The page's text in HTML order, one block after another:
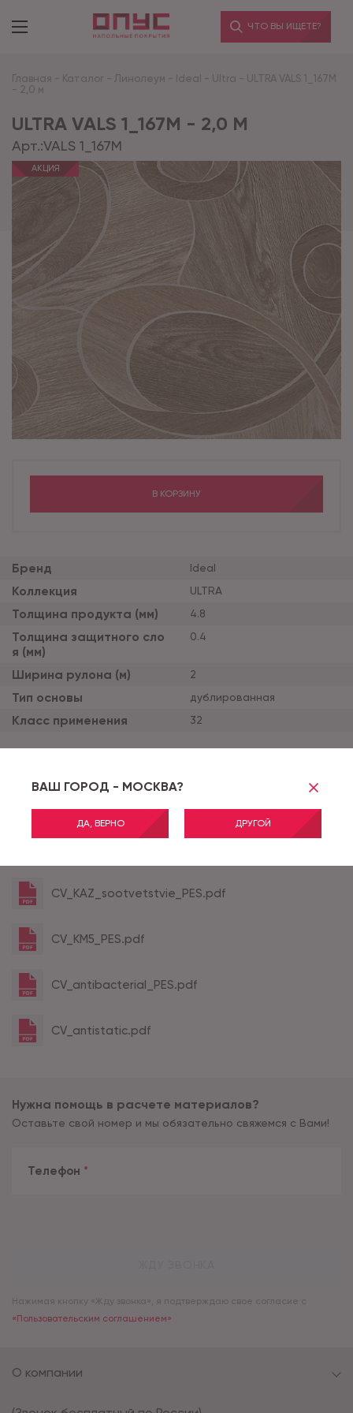
ВАШ ГОРОД - МОСКВА?
ДА, ВЕРНО ДРУГОЙ
ЧТО ВЫ ИЩЕТЕ?
Главная - Каталог - Линолеум - Ideal - Ultra - ULTRA VALS 1_167M
- 2,0 м
ULTRA VALS 1_167M - 2,0 М
Арт.:VALS 1_167M
АКЦИЯ
Бренд Ideal
Коллекция ULTRA
Толщина продукта (мм) 4.8
Толщина защитного сло
я (мм)
0.4
Ширина рулона (м) 2
Тип основы дублированная
Класс применения 32
CV_KAZ_sootvetstvie_PES.pdf
CV_KM5_PES.pdf
CV_antibacterial_PES.pdf
CV_antistatic.pdf
В КОРЗИНУ
Нужна помощь в расчете материалов?
Оставьте свой номер и мы обязательно свяжемся с Вами!
Телефон *
Нажимая кнопку «Жду звонка», я подтверждаю свое согласие с
«Пользовательским соглашением»
О компании